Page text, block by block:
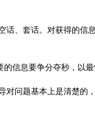
、套话。对获得的信
信息要争分夺秒，以最
问题基本上是清楚的